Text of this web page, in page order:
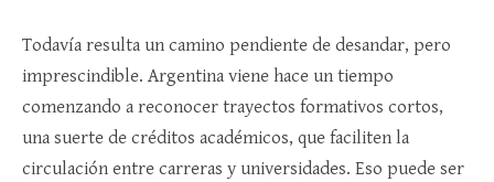
Todavía resulta un camino pendiente de desandar, pero
imprescindible. Argentina viene hace un tiempo
comenzando a reconocer trayectos formativos cortos,
una suerte de créditos académicos, que faciliten la
circulación entre carreras y universidades. Eso puede ser